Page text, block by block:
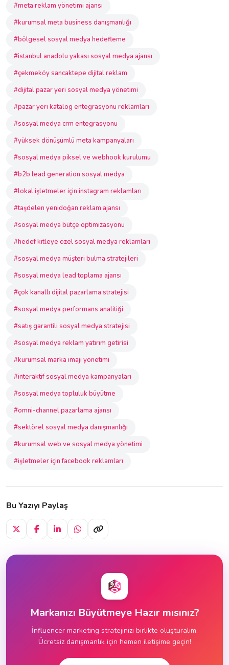
#meta reklam yönetimi ajansı
#kurumsal meta business danışmanlığı
#bölgesel sosyal medya hedefleme
#istanbul anadolu yakası sosyal medya ajansı
#çekmeköy sancaktepe dijital reklam
#dijital pazar yeri sosyal medya yönetimi
#pazar yeri katalog entegrasyonu reklamları
#sosyal medya crm entegrasyonu
#yüksek dönüşümlü meta kampanyaları
#sosyal medya piksel ve webhook kurulumu
#b2b lead generation sosyal medya
#lokal işletmeler için instagram reklamları
#taşdelen yenidoğan reklam ajansı
#sosyal medya bütçe optimizasyonu
#hedef kitleye özel sosyal medya reklamları
#sosyal medya müşteri bulma stratejileri
#sosyal medya lead toplama ajansı
#çok kanallı dijital pazarlama stratejisi
#sosyal medya performans analitiği
#satış garantili sosyal medya stratejisi
#sosyal medya reklam yatırım getirisi
#kurumsal marka imajı yönetimi
#interaktif sosyal medya kampanyaları
#sosyal medya topluluk büyütme
#omni-channel pazarlama ajansı
#sektörel sosyal medya danışmanlığı
#kurumsal web ve sosyal medya yönetimi
#işletmeler için facebook reklamları
Bu Yazıyı Paylaş
Markanızı Büyütmeye Hazır mısınız?
İnfluencer marketing stratejinizi birlikte oluşturalım.
Ücretsiz danışmanlık için hemen iletişime geçin!